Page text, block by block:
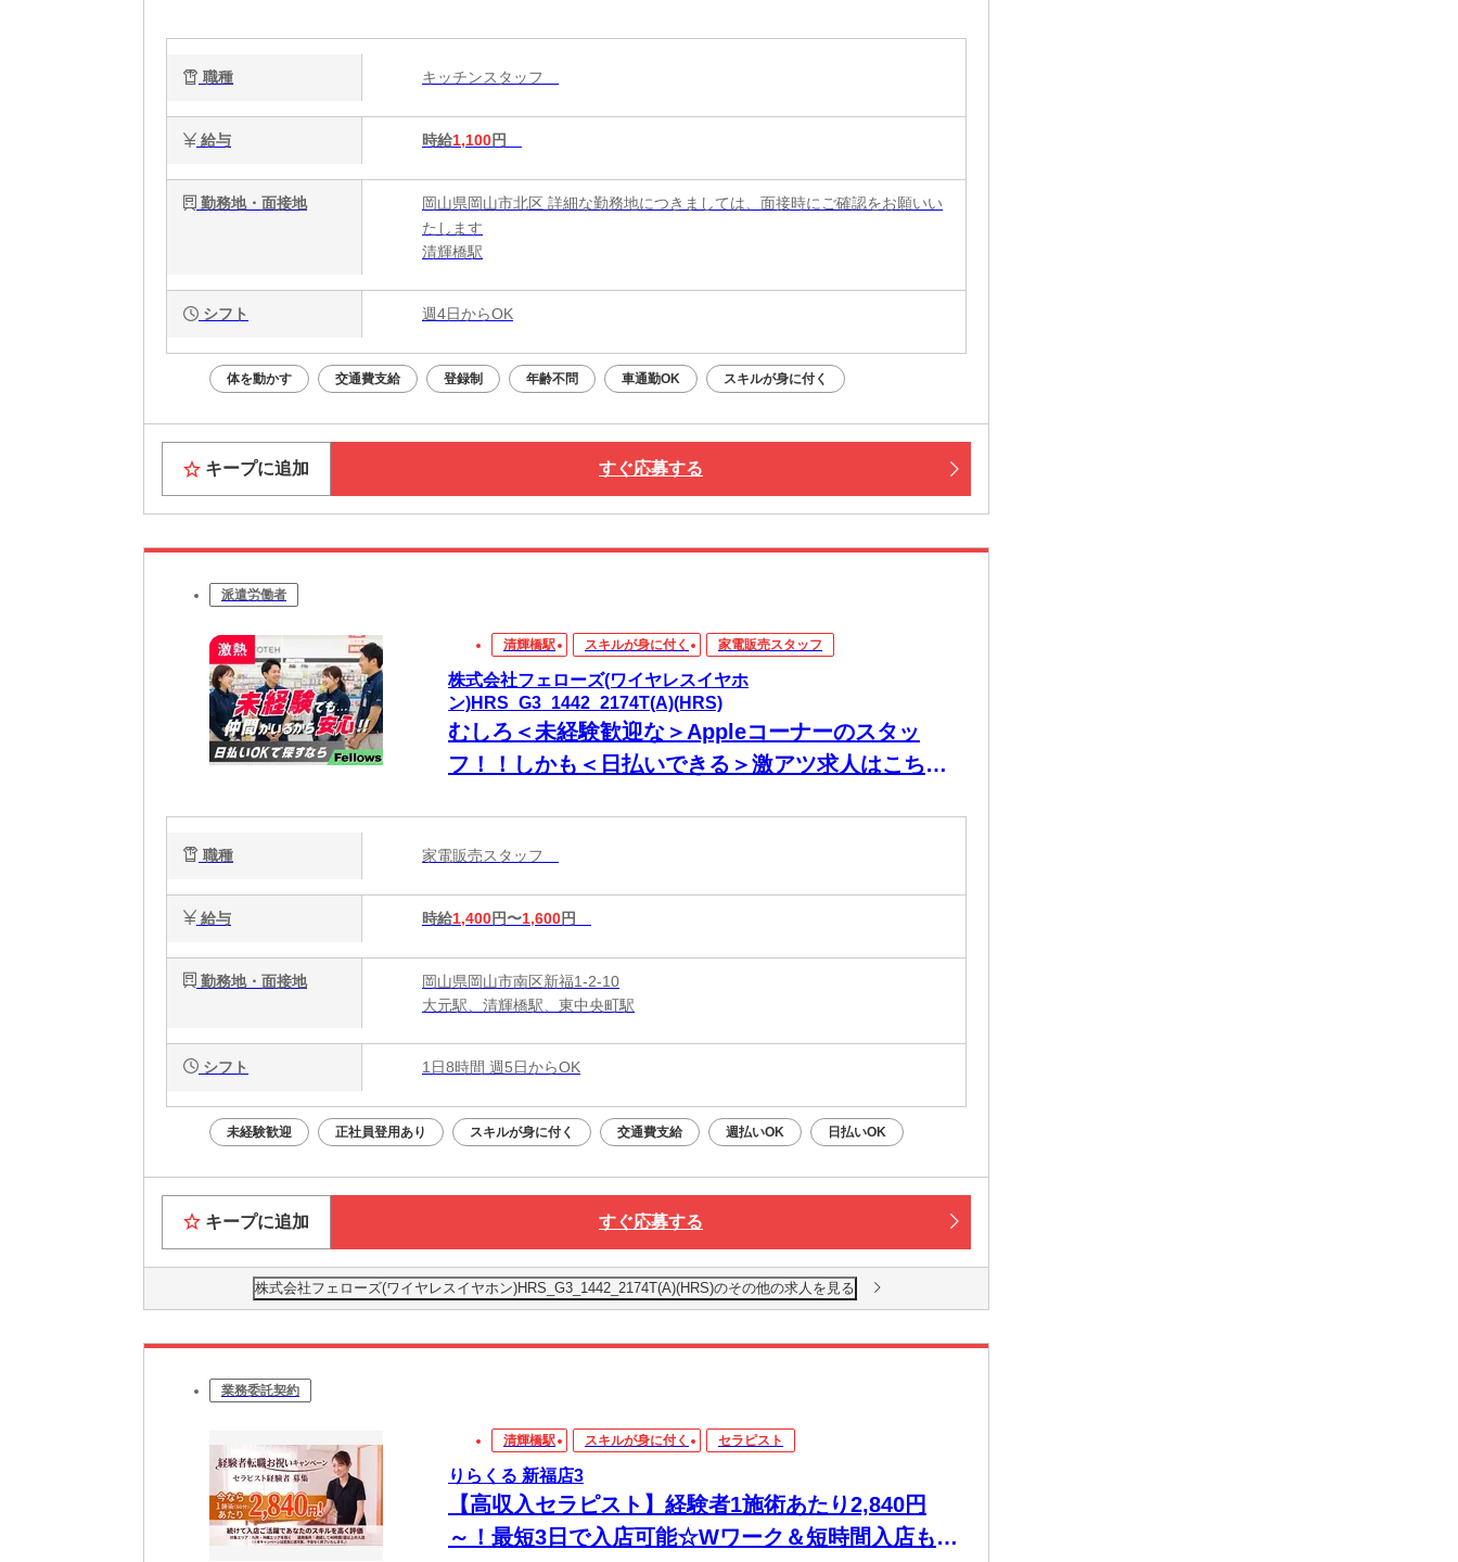
職種 キッチンスタッフ
給与 時給1,100円
勤務地・面接地
岡山県岡山市北区 詳細な勤務地につきましては、面接時にご確認をお願いい
たします
清輝橋駅
シフト 週4日からOK
体を動かす 交通費支給 登録制 年齢不問 車通勤OK スキルが身に付く
キープに追加 すぐ応募する
派遣労働者
清輝橋駅 スキルが身に付く 家電販売スタッフ
株式会社フェローズ(ワイヤレスイヤホ
ン)HRS_G3_1442_2174T(A)(HRS)
むしろ＜未経験歓迎な＞Appleコーナーのスタッ
フ！！しかも＜日払いできる＞激アツ求人はこち
職種 家電販売スタッフ
給与 時給1,400円〜1,600円
勤務地・面接地
岡山県岡山市南区新福1-2-10
大元駅、清輝橋駅、東中央町駅
シフト 1日8時間 週5日からOK
未経験歓迎 正社員登用あり スキルが身に付く 交通費支給 週払いOK 日払いOK
キープに追加 すぐ応募する
株式会社フェローズ(ワイヤレスイヤホン)HRS_G3_1442_2174T(A)(HRS)のその他の求人を見る
業務委託契約
清輝橋駅 スキルが身に付く セラピスト
りらくる 新福店3
【高収入セラピスト】経験者1施術あたり2,840円
～！最短3日で入店可能☆Wワーク＆短時間入店も